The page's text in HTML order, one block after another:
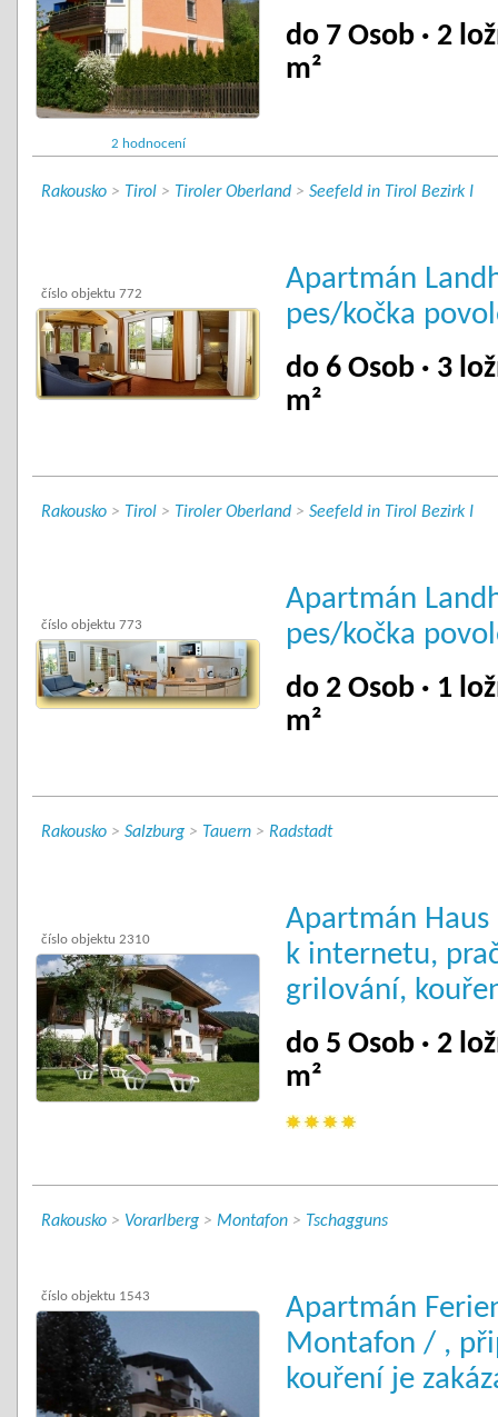
2 hodnocení
do 7 Osob · 2
m²
Rakousko > Tirol > Tiroler Oberland > Seefeld in Tirol Bezirk I
číslo objektu 772
Apartmán
pes/kočka
do 6 Osob · 3
m²
Rakousko > Tirol > Tiroler Oberland > Seefeld in Tirol Bezirk I
číslo objektu 773
Apartmán
pes/kočka
do 2 Osob · 1
m²
Rakousko > Salzburg > Tauern > Radstadt
číslo objektu 2310
Apartmán
k internetu,
grilování,
do 5 Osob · 2
m²
Rakousko > Vorarlberg > Montafon > Tschagguns
číslo objektu 1543
Apartmán
Montafon / ,
kouření je